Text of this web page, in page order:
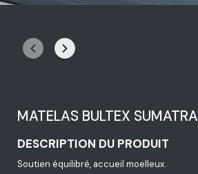
MATELAS BULTEX SUMATRA
DESCRIPTION DU PRODUIT
Soutien équilibré, accueil moelleux.